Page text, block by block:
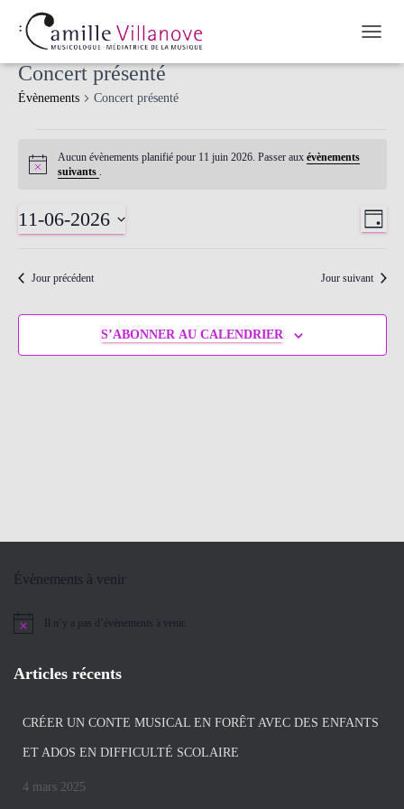
Concert présenté
Évènements Concert présenté
Notice
Aucun évènements planifié pour 11 juin 2026. Passer aux évènements
suivants .
par
JOUR
11-06-2026
date.Jour précédent Jour suivant
S’ABONNER AU CALENDRIER
Évènements à venir
Notice Il n’y a pas d’évènements à venir.
Articles récents
CRÉER UN CONTE MUSICAL EN FORÊT AVEC DES ENFANTS
ET ADOS EN DIFFICULTÉ SCOLAIRE
4 mars 2025